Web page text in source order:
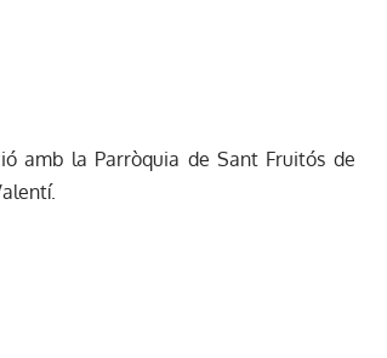
amb la Parròquia de Sant Fruitós de